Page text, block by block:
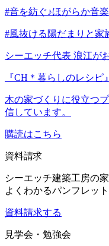
#音を紡ぐ♪ほがらか音
#風抜ける陽だまりと家
シーエッチ代表 浪江が
『CH＊暮らしのレシピ』
木の家づくりに役立つ
信しています。
購読はこちら
資料請求
シーエッチ建築工房の
よくわかるパンフレッ
資料請求する
見学会・勉強会